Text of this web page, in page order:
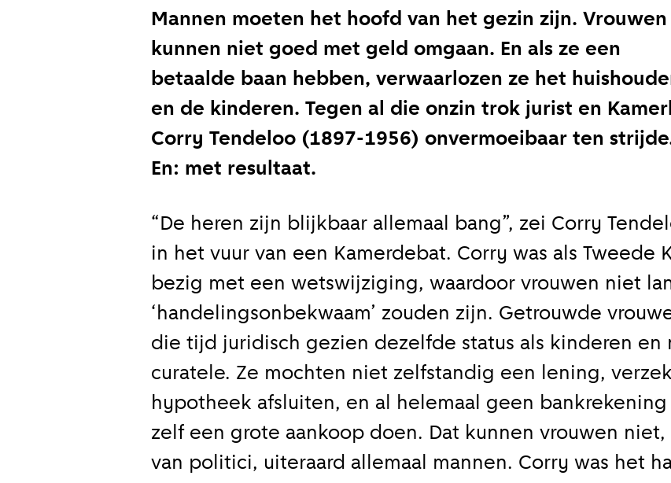
Mannen moeten het hoofd van het gezin zijn. Vrouwen
kunnen niet goed met geld omgaan. En als ze een
betaalde baan hebben, verwaarlozen ze het
en de kinderen. Tegen al die onzin trok jurist en
Corry Tendeloo (1897-1956) onvermoeibaar ten
En: met resultaat.
“De heren zijn blijkbaar allemaal bang”, zei Corry
in het vuur van een Kamerdebat. Corry was als Tweede
bezig met een wetswijziging, waardoor vrouwen niet
‘handelingsonbekwaam’ zouden zijn. Getrouwde
die tijd juridisch gezien dezelfde status als kinderen en
curatele. Ze mochten niet zelfstandig een lening,
hypotheek afsluiten, en al helemaal geen
zelf een grote aankoop doen. Dat kunnen vrouwen niet,
van politici, uiteraard allemaal mannen. Corry was het